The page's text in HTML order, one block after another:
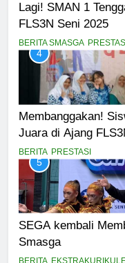
Lagi! SMAN 1
FLS3N Seni 2025
BERITA SMASGA PRESTASI
4
Membanggakan!
Juara di Ajang
Bondowoso 2025
BERITA PRESTASI
5
SEGA kembali
Smasga
BERITA